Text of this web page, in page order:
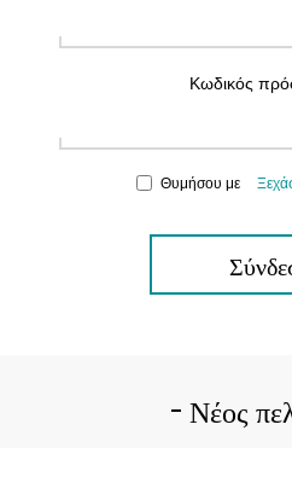
Κωδικός
Θυμήσου με
Νέος